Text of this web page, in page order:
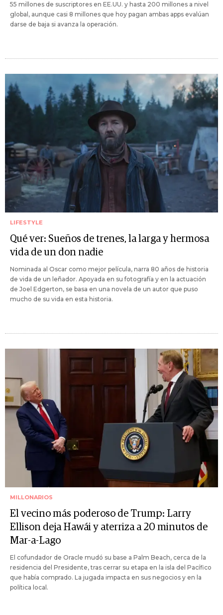
55 millones de suscriptores en EE.UU. y hasta 200 millones a nivel
global, aunque casi 8 millones que hoy pagan ambas apps evalúan
darse de baja si avanza la operación.
LIFESTYLE
Qué ver: Sueños de trenes, la larga y hermosa
vida de un don nadie
Nominada al Oscar como mejor película, narra 80 años de historia
de vida de un leñador. Apoyada en su fotografía y en la actuación
de Joel Edgerton, se basa en una novela de un autor que puso
mucho de su vida en esta historia.
MILLONARIOS
El vecino más poderoso de Trump: Larry
Ellison deja Hawái y aterriza a 20 minutos de
Mar-a-Lago
El cofundador de Oracle mudó su base a Palm Beach, cerca de la
residencia del Presidente, tras cerrar su etapa en la isla del Pacífico
que había comprado. La jugada impacta en sus negocios y en la
política local.